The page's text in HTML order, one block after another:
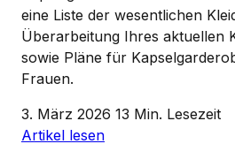
eine Liste der wesentlichen
Überarbeitung Ihres aktuellen
sowie Pläne für
Frauen.
3. März 2026 13 Min. Lesezeit
Artikel lesen